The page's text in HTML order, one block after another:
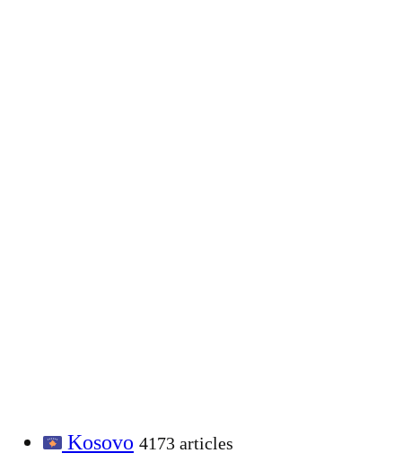
Kosovo 4173 articles